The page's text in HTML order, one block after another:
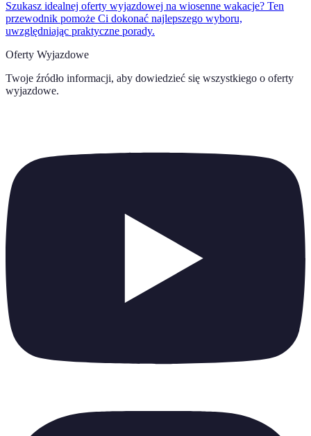
Szukasz idealnej oferty wyjazdowej na wiosenne wakacje? Ten
przewodnik pomoże Ci dokonać najlepszego wyboru,
uwzględniając praktyczne porady.
Oferty Wyjazdowe
Twoje źródło informacji, aby dowiedzieć się wszystkiego o oferty
wyjazdowe.